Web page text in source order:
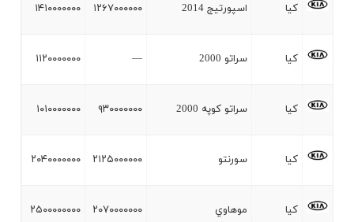
کيا اسپورتيج 2014 ۱۲۶۷۰۰۰۰۰۰ ۱۴۱۰۰۰۰۰۰۰
کيا سراتو 2000 — ۱۱۲۰۰۰۰۰۰۰
کيا سراتو کوپه 2000 ۹۳۰۰۰۰۰۰۰ ۱۰۱۰۰۰۰۰۰۰
کيا سورنتو ۲۱۲۵۰۰۰۰۰۰ ۲۰۴۰۰۰۰۰۰۰
کيا موهاوي ۲۰۷۰۰۰۰۰۰۰ ۲۵۰۰۰۰۰۰۰۰